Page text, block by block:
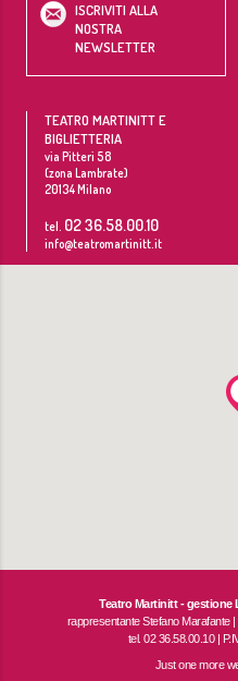
ISCRIVITI ALLA
NOSTRA
NEWSLETTER
TEATRO MARTINITT E
BIGLIETTERIA
via Pitteri 58
(zona Lambrate)
20134Milano
tel. 02 36.58.00.10
info@teatromartinitt.it
Teatro Martinitt - gestione
rappresentante Stefano Marafante
tel. 02 36.58.00.10 |
Just one more